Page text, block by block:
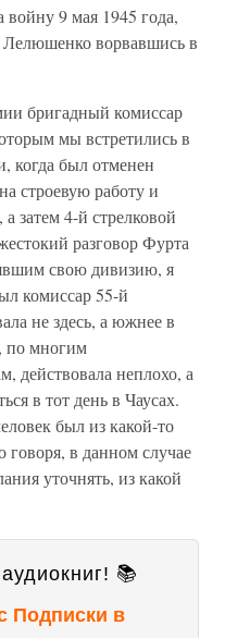
9 мая 1945 года,
Лелюшенко ворвавшись в
бригадный комиссар
мы встретились в
когда был отменен
строевую работу и
затем 4-й стрелковой
разговор Фурта
свою дивизию, я
комиссар 55-й
не здесь, а южнее в
по многим
действовала неплохо, а
в тот день в Чаусах.
был из какой-то
говоря, в данном случае
уточнять, из какой
📚
Подписки в